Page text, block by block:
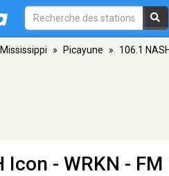
Mississippi » Picayune » 106.1
Icon - WRKN -